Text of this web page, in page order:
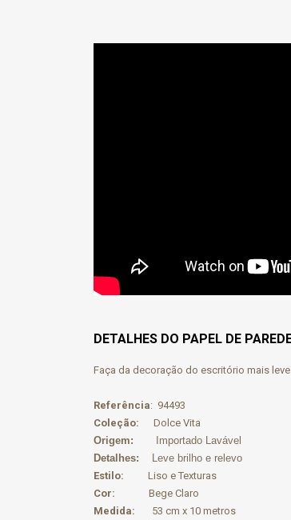
DETALHES DO PAPEL DE
Faça da decoração do escritório mais
Referência: 94493
Coleção: Dolce Vita
Origem: Importado Lavável
Detalhes:
Leve brilho e relevo
Estilo: Liso e Texturas
Cor: Bege Claro
Medida: 53 cm x 10 metros